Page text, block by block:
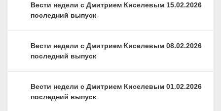
Вести недели с Дмитрием Киселевым 15.02.2026
последний выпуск
Вести недели с Дмитрием Киселевым 08.02.2026
последний выпуск
Вести недели с Дмитрием Киселевым 01.02.2026
последний выпуск